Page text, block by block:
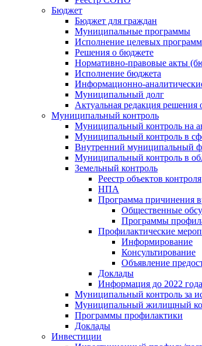
Бюджет
Бюджет для граждан
Муниципальные программы
Исполнение целевых программ
Решения о бюджете
Нормативно-правовые акты
Исполнение бюджета
Информационно-
Муниципальный долг
Актуальная редакция решения
Муниципальный контроль
Муниципальный контроль на
Муниципальный контроль в
Внутренний муниципальный
Муниципальный контроль в
Земельный контроль
Реестр объектов контроля
НПА
Программа причинения
Общественные
Программы
Профилактические
Информирование
Консультирование
Объявление
Доклады
Информация до 2022 года
Муниципальный контроль за
Муниципальный жилищный
Программы профилактики
Доклады
Инвестиции